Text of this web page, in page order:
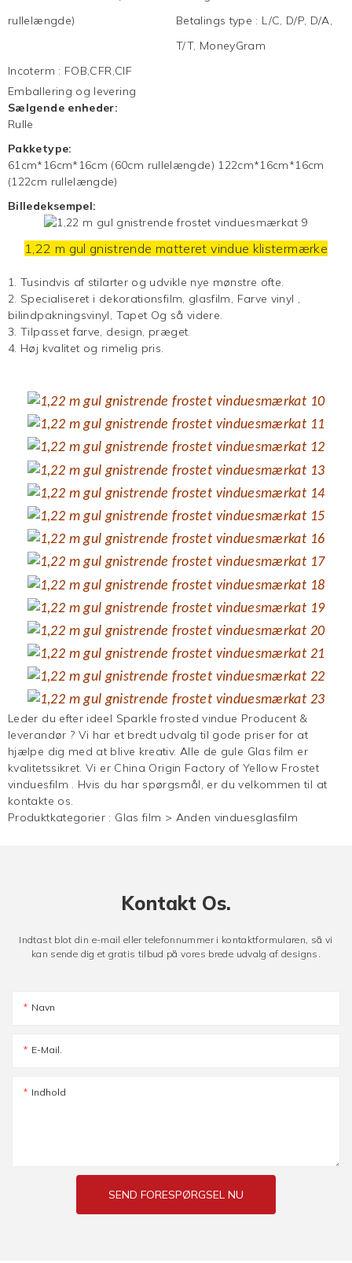
rullelængde)
Betalings type : L/C, D/P, D/A,
T/T, MoneyGram
Incoterm : FOB,CFR,CIF
Emballering og levering
Sælgende enheder:
Rulle
Pakketype:
61cm*16cm*16cm (60cm rullelængde) 122cm*16cm*16cm
(122cm rullelængde)
Billedeksempel:
1,22 m gul gnistrende matteret vindue klistermærke
1. Tusindvis af stilarter og udvikle nye mønstre ofte.
2. Specialiseret i dekorationsfilm, glasfilm, Farve vinyl ,
bilindpakningsvinyl, Tapet Og så videre.
3. Tilpasset farve, design, præget.
4. Høj kvalitet og rimelig pris.
Leder du efter ideel Sparkle frosted vindue Producent &
leverandør ? Vi har et bredt udvalg til gode priser for at
hjælpe dig med at blive kreativ. Alle de gule Glas film er
kvalitetssikret. Vi er China Origin Factory of Yellow Frostet
vinduesfilm . Hvis du har spørgsmål, er du velkommen til at
kontakte os.
Produktkategorier : Glas film > Anden vinduesglasfilm
Kontakt Os.
Indtast blot din e-mail eller telefonnummer i kontaktformularen, så vi
kan sende dig et gratis tilbud på vores brede udvalg af designs.
Navn
E-Mail.
Indhold
SEND FORESPØRGSEL NU